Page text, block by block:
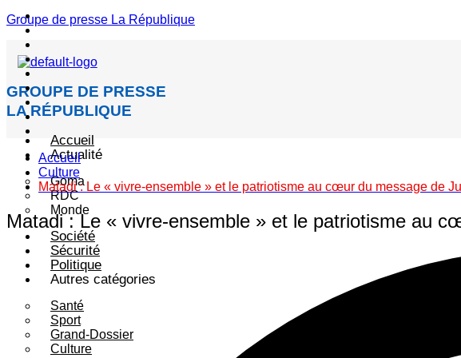
Groupe de presse La République
GROUPE DE PRESSE
LA RÉPUBLIQUE
Accueil
Actualité
Goma
RDC
Monde
Société
Sécurité
Politique
Autres catégories
Santé
Sport
Grand-Dossier
Culture
Menu
Accueil
Culture
Matadi : Le « vivre-ensemble » et le patriotisme au cœur du message de
Matadi : Le « vivre-ensemble » et le patriotisme au